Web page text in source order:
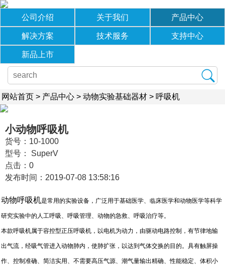
公司介绍 关于我们 产品中心
解决方案 技术服务 支持中心
新品上市
网站首页 > 产品中心 > 动物实验基础器材 > 呼吸机
小动物呼吸机
货号：10-1000
型号： SuperV
点击：0
发布时间：2019-07-08 13:58:16
动物呼吸机是常用的实验设备，广泛用于基础医学、临床医学和动物医学等科学
研究实验中的人工呼吸、呼吸管理、动物的急救、呼吸治疗等。
本款呼吸机属于容控型正压呼吸机，以电机为动力，由驱动电路控制，有节律地输
出气流，经吸气管进入动物肺内，使肺扩张，以达到气体交换的目的。具有触屏操
作、控制准确、简洁实用、不需要高压气源、潮气量输出精确、性能稳定、体积小